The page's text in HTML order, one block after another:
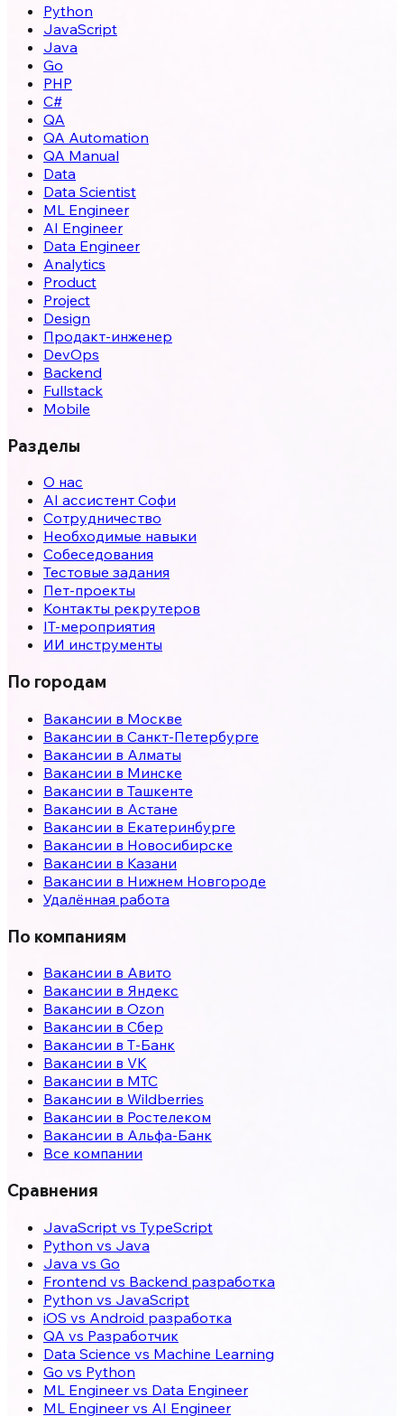
Python
JavaScript
Java
Go
PHP
C#
QA
QA Automation
QA Manual
Data
Data Scientist
ML Engineer
AI Engineer
Data Engineer
Analytics
Product
Project
Design
Продакт-инженер
DevOps
Backend
Fullstack
Mobile
Разделы
О нас
AI ассистент Софи
Сотрудничество
Необходимые навыки
Собеседования
Тестовые задания
Пет-проекты
Контакты рекрутеров
IT-мероприятия
ИИ инструменты
По городам
Вакансии в Москве
Вакансии в Санкт-Петербурге
Вакансии в Алматы
Вакансии в Минске
Вакансии в Ташкенте
Вакансии в Астане
Вакансии в Екатеринбурге
Вакансии в Новосибирске
Вакансии в Казани
Вакансии в Нижнем Новгороде
Удалённая работа
По компаниям
Вакансии в Авито
Вакансии в Яндекс
Вакансии в Ozon
Вакансии в Сбер
Вакансии в Т-Банк
Вакансии в VK
Вакансии в МТС
Вакансии в Wildberries
Вакансии в Ростелеком
Вакансии в Альфа-Банк
Все компании
Сравнения
JavaScript vs TypeScript
Python vs Java
Java vs Go
Frontend vs Backend разработка
Python vs JavaScript
iOS vs Android разработка
QA vs Разработчик
Data Science vs Machine Learning
Go vs Python
ML Engineer vs Data Engineer
ML Engineer vs AI Engineer